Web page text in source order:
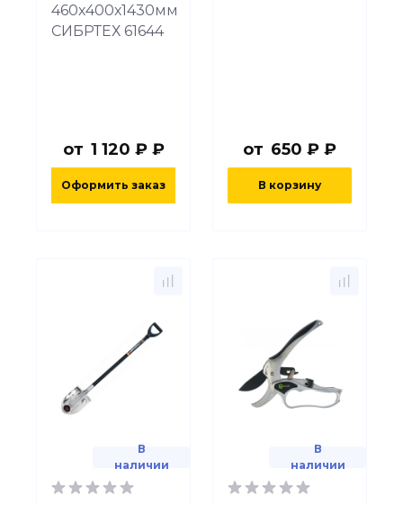
460х400х1430мм
СИБРТЕХ 61644
от 1 120 ₽ ₽
Оформить заказ
от 650 ₽ ₽
В корзину
В
наличии
В
наличии